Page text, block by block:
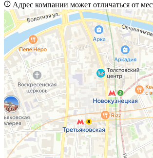
Адрес компании может отличаться от